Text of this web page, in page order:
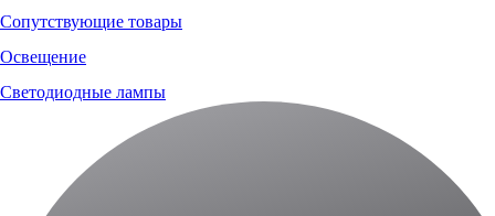
Сопутствующие товары
Освещение
Светодиодные лампы